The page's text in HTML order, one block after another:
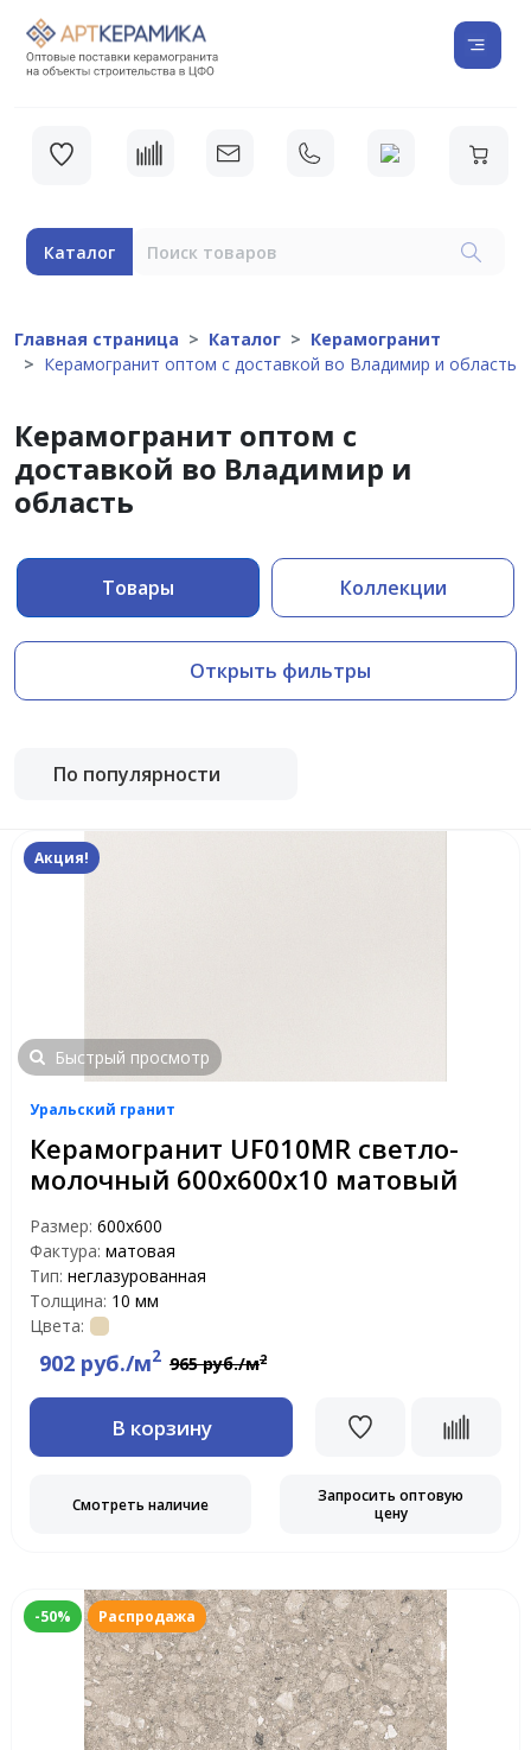
Каталог
Главная страница Каталог
Керамогранит
Керамогранит оптом с доставкой во Владимир и область
Керамогранит оптом с
доставкой во Владимир и
область
Товары Коллекции
Открыть фильтры
По популярности
Акция!
Быстрый просмотр
Уральский гранит
Керамогранит UF010MR светло-
молочный 600х600х10 матовый
Размер: 600х600
Фактура: матовая
Тип: неглазурованная
Толщина: 10 мм
Цвета:
902 руб./м2 965 руб./м2
В корзину
Смотреть наличие
Запросить оптовую
цену
-50% Распродажа